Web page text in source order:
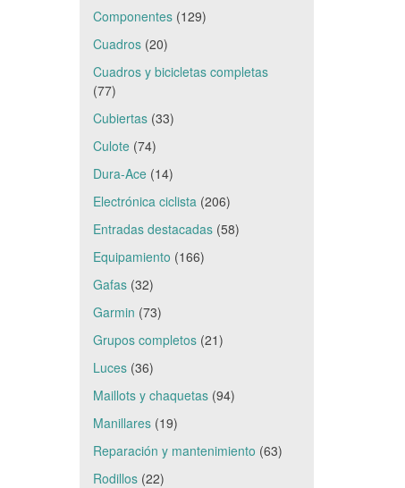
Componentes(129)
Cuadros(20)
Cuadros y bicicletas completas
(77)
Cubiertas(33)
Culote(74)
Dura-Ace(14)
Electrónica ciclista(206)
Entradas destacadas(58)
Equipamiento (166)
Gafas(32)
Garmin (73)
Grupos completos(21)
Luces(36)
Maillots y chaquetas(94)
Manillares(19)
Reparación y mantenimiento (63)
Rodillos(22)